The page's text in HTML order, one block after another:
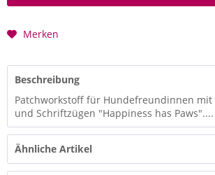
Merken
Beschreibung
Patchworkstoff für Hundefreundinnen mit
und Schriftzügen "Happiness has Paws"....
Ähnliche Artikel